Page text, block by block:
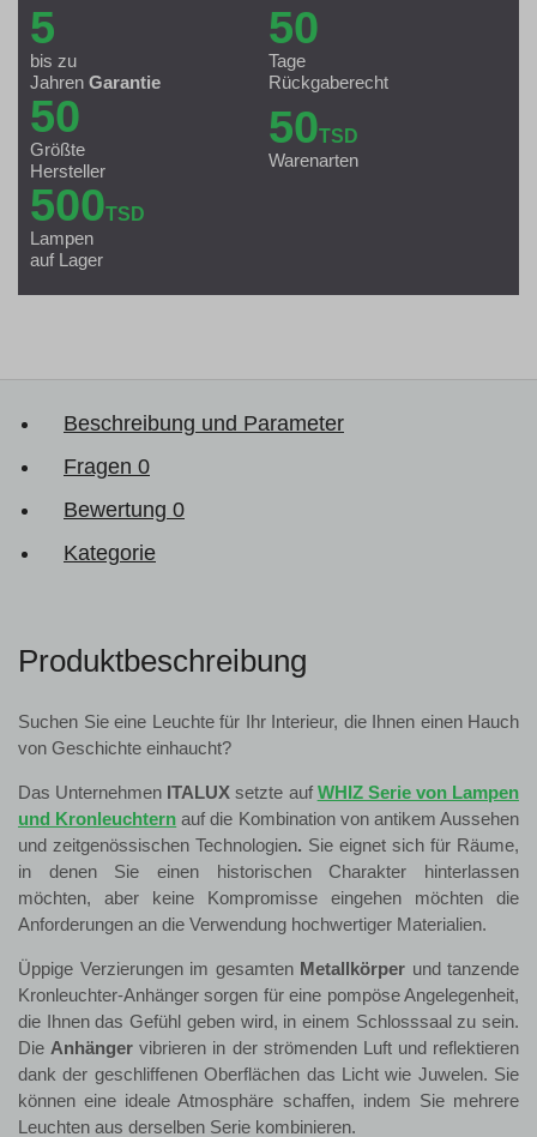
5
bis zu
Jahren Garantie
50
Tage
Rückgaberecht
50
Größte
Hersteller
50TSD
Warenarten
500TSD
Lampen
auf Lager
Beschreibung und Parameter
Fragen 0
Bewertung 0
Kategorie
Produktbeschreibung
Suchen Sie eine Leuchte für Ihr Interieur, die Ihnen einen Hauch
von Geschichte einhaucht?
Das Unternehmen ITALUX setzte auf WHIZ Serie von Lampen
und Kronleuchtern auf die Kombination von antikem Aussehen
und zeitgenössischen Technologien. Sie eignet sich für Räume,
in denen Sie einen historischen Charakter hinterlassen
möchten, aber keine Kompromisse eingehen möchten die
Anforderungen an die Verwendung hochwertiger Materialien.
Üppige Verzierungen im gesamten Metallkörper und tanzende
Kronleuchter-Anhänger sorgen für eine pompöse Angelegenheit,
die Ihnen das Gefühl geben wird, in einem Schlosssaal zu sein.
Die Anhänger vibrieren in der strömenden Luft und reflektieren
dank der geschliffenen Oberflächen das Licht wie Juwelen. Sie
können eine ideale Atmosphäre schaffen, indem Sie mehrere
Leuchten aus derselben Serie kombinieren.